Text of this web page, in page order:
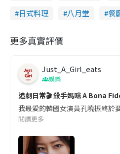
日式料理
八月堂 餐
更多真實評價
Just_A_Girl_eats
娛樂
追劇日常🎬 殺手媽咪 A Bona
我最愛的韓國女演員孔曉振終於
閱讀更多